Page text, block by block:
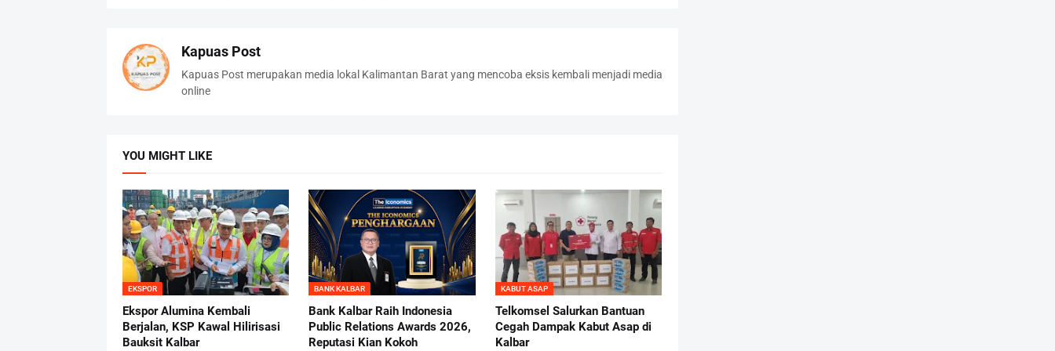
Kapuas Post
Kapuas Post merupakan media lokal Kalimantan Barat yang mencoba eksis kembali menjadi media
online
YOU MIGHT LIKE
EKSPOR
Ekspor Alumina Kembali
Berjalan, KSP Kawal Hilirisasi
Bauksit Kalbar
BANK KALBAR
Bank Kalbar Raih Indonesia
Public Relations Awards 2026,
Reputasi Kian Kokoh
KABUT ASAP
Telkomsel Salurkan Bantuan
Cegah Dampak Kabut Asap di
Kalbar